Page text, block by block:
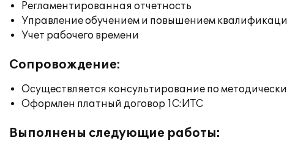
Регламентированная отчетность
Управление обучением и повышением
Учет рабочего времени
Сопровождение:
Осуществляется консультирование по
Оформлен платный договор 1С:ИТС
Выполнены следующие работы: